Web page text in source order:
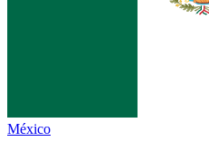
México